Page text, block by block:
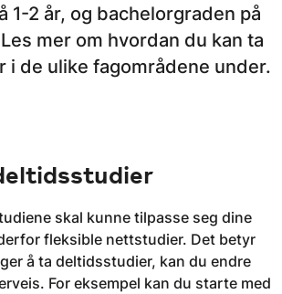
1-2 år, og bachelorgraden på
mer om hvordan du kan ta
i de ulike fagområdene under.
skal kunne tilpasse seg dine
fleksible nettstudier. Det betyr
å ta deltidsstudier, kan du endre
For eksempel kan du starte med